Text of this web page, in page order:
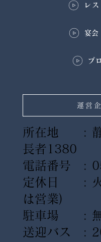
所在地 : 静
長者1380
電話番号 :
定休日 : 火
は営業)
駐車場 : 無
送迎バス :
運営
宴
プ
レ